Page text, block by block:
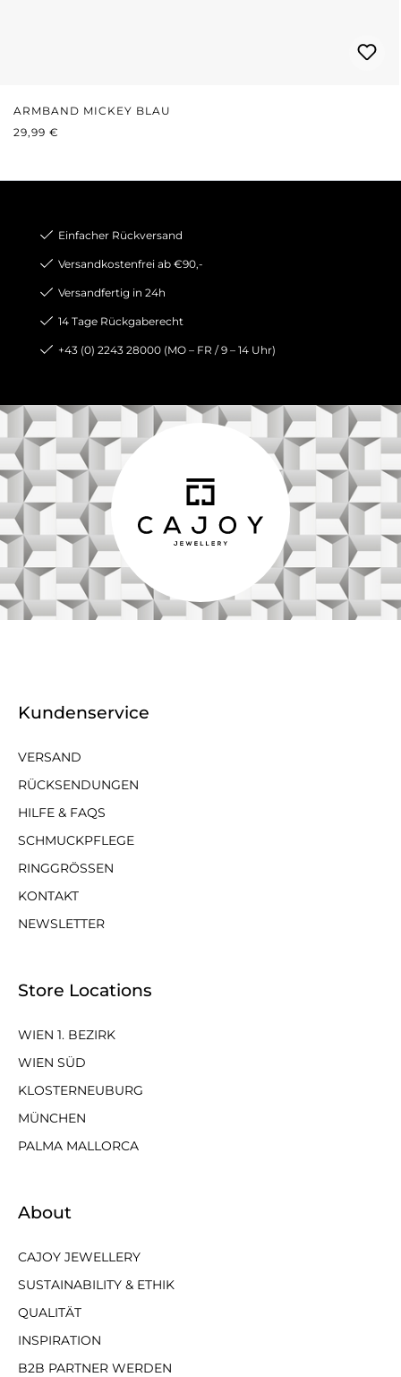
ARMBAND MICKEY BLAU
REGULÄRER PREIS:
29,99 €
Einfacher Rückversand
Versandkostenfrei ab €90,-
Versandfertig in 24h
14 Tage Rückgaberecht
+43 (0) 2243 28000 (MO – FR / 9 – 14 Uhr)
Kundenservice
VERSAND
RÜCKSENDUNGEN
HILFE & FAQS
SCHMUCKPFLEGE
RINGGRÖSSEN
KONTAKT
NEWSLETTER
Store Locations
WIEN 1. BEZIRK
WIEN SÜD
KLOSTERNEUBURG
MÜNCHEN
PALMA MALLORCA
About
CAJOY JEWELLERY
SUSTAINABILITY & ETHIK
QUALITÄT
INSPIRATION
B2B PARTNER WERDEN